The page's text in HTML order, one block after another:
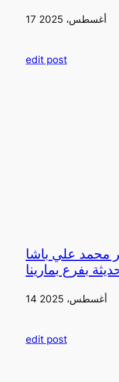
17 أغسطس، 2025
edit post
محمد علي باشا
بفرع بمارينا
14 أغسطس، 2025
edit post